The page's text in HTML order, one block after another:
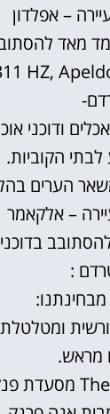
– אפלדון
מאד
HZ,
ודוכני
הקוביות.
הערים
– אלקאמר
:
מראש.